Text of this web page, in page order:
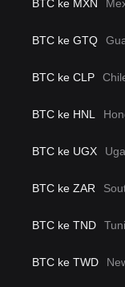
BTC ke MXN
BTC ke GTQ
BTC ke CLP
BTC ke HNL
BTC ke UGX
BTC ke ZAR
BTC ke TND
BTC ke TWD